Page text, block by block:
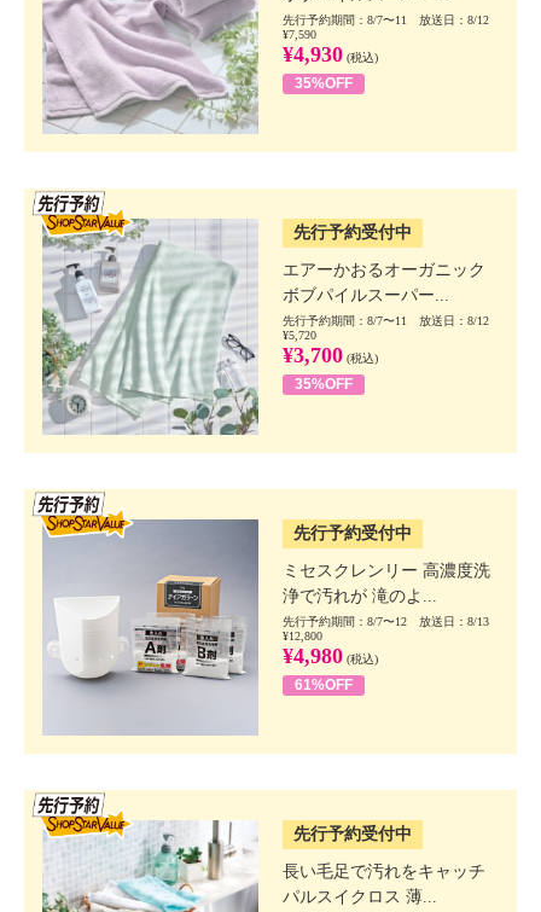
先行予約期間：8/7〜11 放送日：8/12
¥7,590
¥4,930 (税込)
35%OFF
先行予約受付中
エアーかおるオーガニック
ボブパイルスーパー...
先行予約期間：8/7〜11 放送日：8/12
¥5,720
¥3,700 (税込)
35%OFF
先行予約受付中
ミセスクレンリー 高濃度洗
浄で汚れが 滝のよ...
先行予約期間：8/7〜12 放送日：8/13
¥12,800
¥4,980 (税込)
61%OFF
先行予約受付中
長い毛足で汚れをキャッチ
パルスイクロス 薄...